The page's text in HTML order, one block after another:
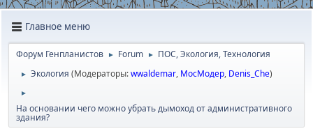
Главное меню
Форум Генпланистов ► Forum ► ПОС, Экология, Технология
► Экология (Модераторы:wwaldemar, МосМодер, Denis_Che)
►
На основании чего можно убрать дымоход от административного
здания?